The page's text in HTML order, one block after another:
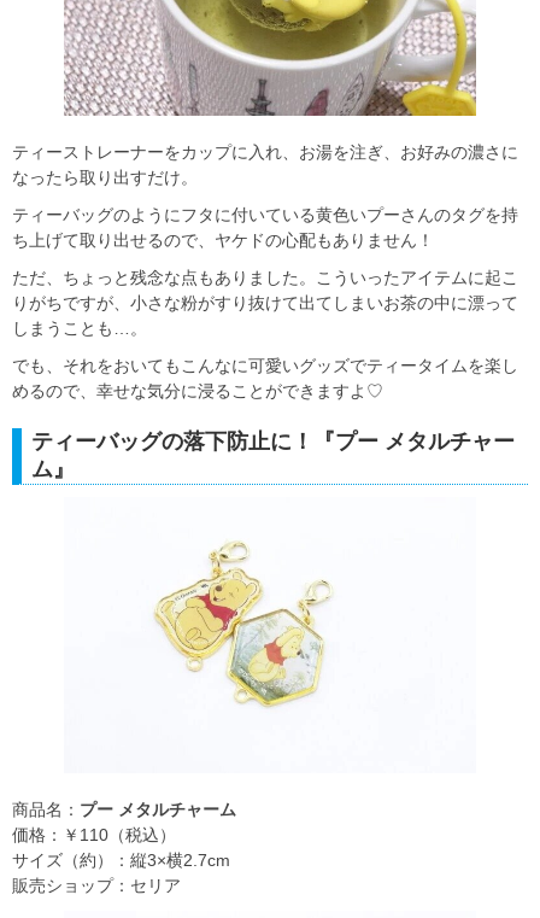
ティーストレーナーをカップに入れ、お湯を注ぎ、お好みの濃さに
なったら取り出すだけ。
ティーバッグのようにフタに付いている黄色いプーさんのタグを持
ち上げて取り出せるので、ヤケドの心配もありません！
ただ、ちょっと残念な点もありました。こういったアイテムに起こ
りがちですが、小さな粉がすり抜けて出てしまいお茶の中に漂って
しまうことも…。
でも、それをおいてもこんなに可愛いグッズでティータイムを楽し
めるので、幸せな気分に浸ることができますよ♡
ティーバッグの落下防止に！『プー メタルチャー
ム』
商品名： プー メタルチャーム
価格：￥110（税込）
サイズ（約）：縦3×横2.7cm
販売ショップ：セリア